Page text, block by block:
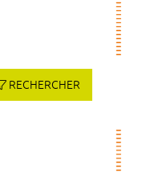
RECHERCHER